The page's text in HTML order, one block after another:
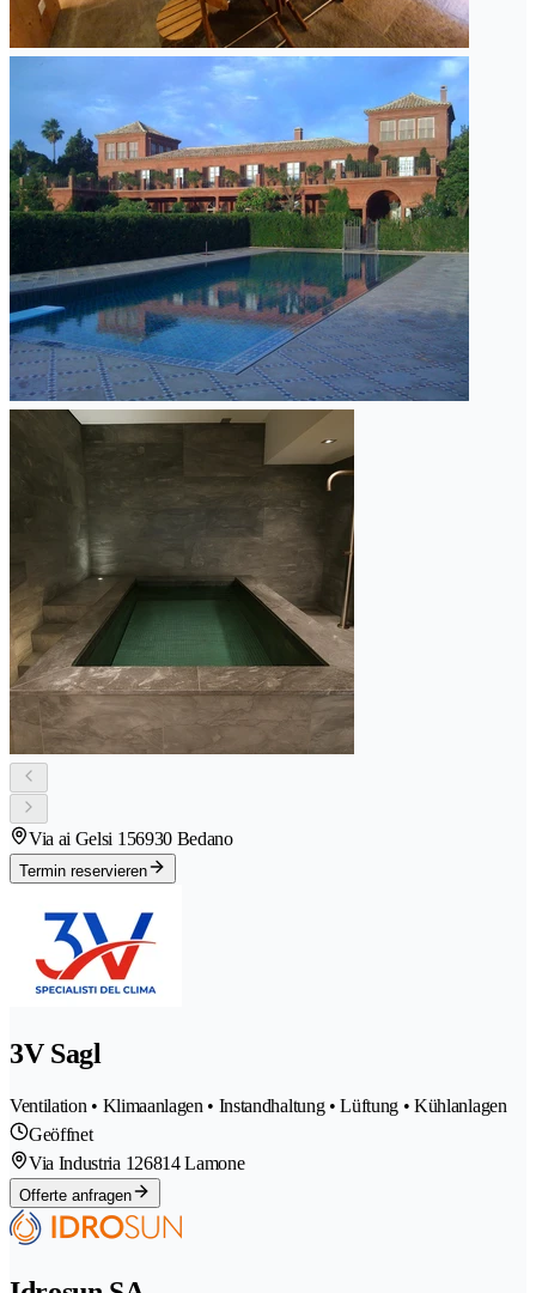
Via ai Gelsi 156930 Bedano
Termin reservieren
3V Sagl
Ventilation • Klimaanlagen • Instandhaltung • Lüftung • Kühlanlagen
Geöffnet
Via Industria 126814 Lamone
Offerte anfragen